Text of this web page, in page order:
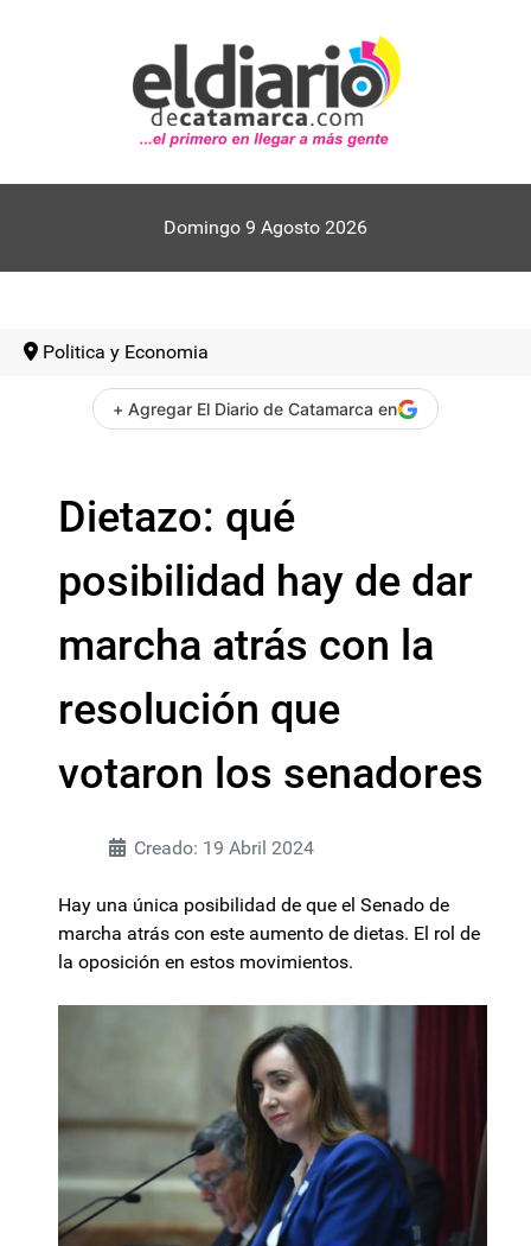
Domingo 9 Agosto 2026
Politica y Economia
+ Agregar El Diario de Catamarca en
Dietazo: qué
posibilidad hay de dar
marcha atrás con la
resolución que
votaron los senadores
Creado: 19 Abril 2024
Hay una única posibilidad de que el Senado de
marcha atrás con este aumento de dietas. El rol de
la oposición en estos movimientos.